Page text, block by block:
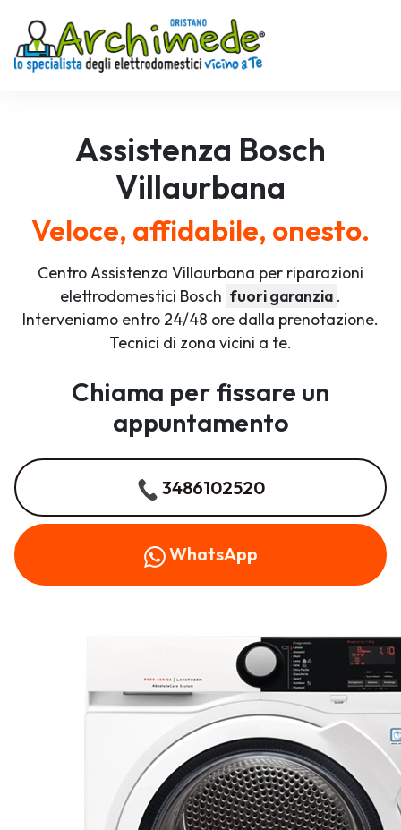
Assistenza Bosch
Villaurbana
Veloce, affidabile, onesto.
Centro Assistenza Villaurbana per riparazioni
elettrodomestici Bosch fuori garanzia .
Interveniamo entro 24/48 ore dalla prenotazione.
Tecnici di zona vicini a te.
Chiama per fissare un
appuntamento
3486102520
WhatsApp